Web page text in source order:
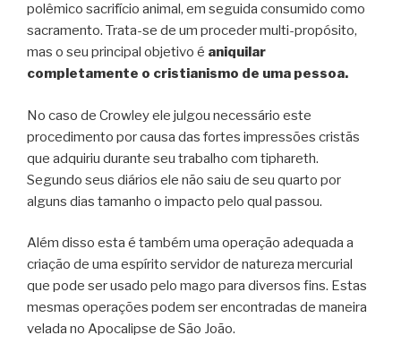
polêmico sacrifício animal, em seguida consumido como
sacramento. Trata-se de um proceder multi-propósito,
mas o seu principal objetivo é aniquilar
completamente o cristianismo de uma pessoa.
No caso de Crowley ele julgou necessário este
procedimento por causa das fortes impressões cristãs
que adquiriu durante seu trabalho com tiphareth.
Segundo seus diários ele não saiu de seu quarto por
alguns dias tamanho o impacto pelo qual passou.
Além disso esta é também uma operação adequada a
criação de uma espírito servidor de natureza mercurial
que pode ser usado pelo mago para diversos fins. Estas
mesmas operações podem ser encontradas de maneira
velada no Apocalipse de São João.